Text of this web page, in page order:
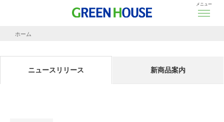
メニュー
ホーム
ニュースリリース 新商品案内